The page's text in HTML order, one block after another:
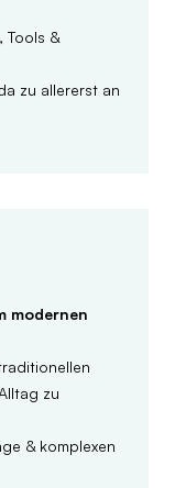
Tools &
zu allererst an
modernen
zu
& komplexen